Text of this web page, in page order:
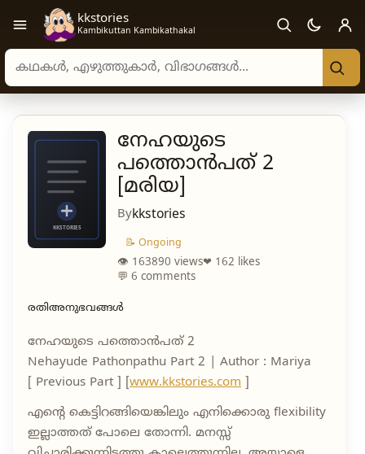
Open navigation menu
kkstories
Kambikuttan Kambikathakal
Search stories, authors, and categories
നേഹയുടെ
പത്തൊൻപത് 2
[മരിയ]
Bykkstories
📝 Ongoing
👁 163890 views❤ 162 likes
💬 6 comments
രതിഅനുഭവങ്ങൾ
നേഹയുടെ പത്തൊൻപത് 2
Nehayude Pathonpathu Part 2 | Author : Mariya
[ Previous Part ] [ www.kkstories.com
എന്റെ കെട്ടിറങ്ങിയെങ്കിലും എനിക്കൊരു flexibility
ഇല്ലാത്തത് പോലെ തോന്നി. മനസ്സ്